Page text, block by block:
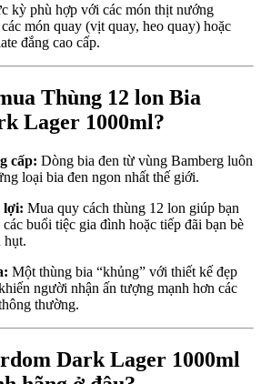
kỳ phù hợp với các món thịt nướng
món quay (vịt quay, heo quay) hoặc
đắng cao cấp.
Thùng 12 lon Bia
Lager 1000ml?
cấp: Dòng bia đen từ vùng Bamberg luôn
loại bia đen ngon nhất thế giới.
lợi: Mua quy cách thùng 12 lon giúp bạn
các buổi tiệc gia đình hoặc tiếp đãi bạn bè
hụt.
Một thùng bia “khủng” với thiết kế đẹp
người nhận ấn tượng mạnh hơn các
thường.
Dark Lager 1000ml